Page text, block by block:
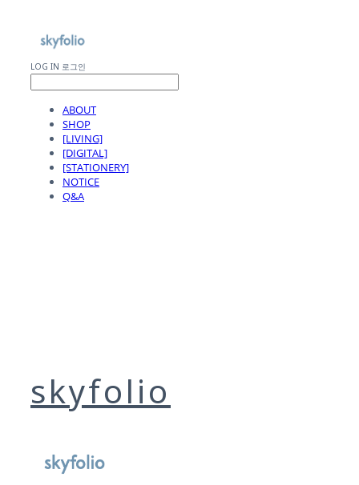
LOG IN 로그인
ABOUT
SHOP
[LIVING]
[DIGITAL]
[STATIONERY]
NOTICE
Q&A
skyfolio